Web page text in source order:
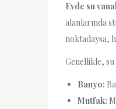
Evde su
alanlarında
noktadaysa,
Genellikle, su
Banyo:
Mutfak: